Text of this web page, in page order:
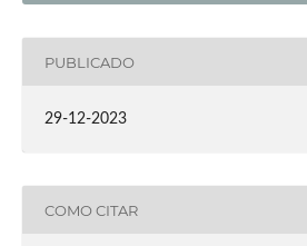
PUBLICADO
29-12-2023
COMO CITAR